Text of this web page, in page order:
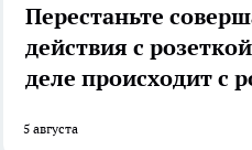
Перестаньте
действия с
деле происходит с
5 августа